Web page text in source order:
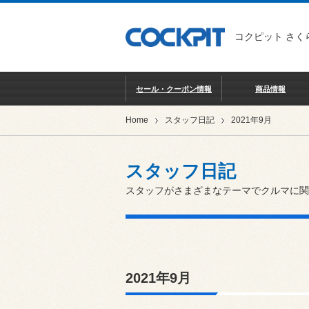
コクピット さく
セール・クーポン情報 商品情報
Home スタッフ日記 2021年9月
スタッフ日記
スタッフがさまざまなテーマでクルマに
2021年9月